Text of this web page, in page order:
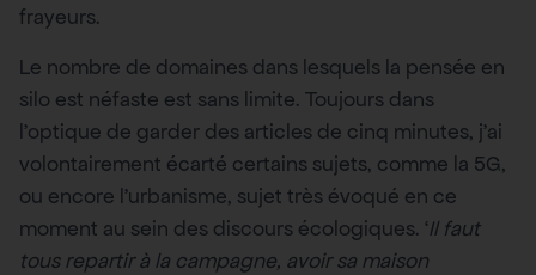
frayeurs.
Le nombre de domaines dans lesquels la pensée en
silo est néfaste est sans limite. Toujours dans
l’optique de garder des articles de cinq minutes, j’ai
volontairement écarté certains sujets, comme la 5G,
ou encore l’urbanisme, sujet très évoqué en ce
moment au sein des discours écologiques. ‘Il faut
tous repartir à la campagne, avoir sa maison